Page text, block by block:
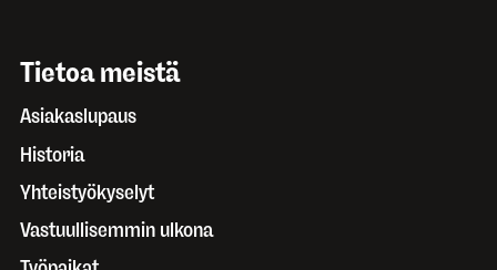
Tietoa meistä
Asiakaslupaus
Historia
Yhteistyökyselyt
Vastuullisemmin ulkona